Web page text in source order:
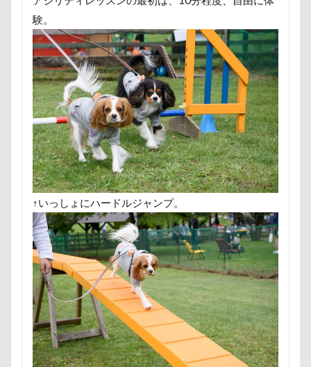
験。
↑いっしょにハードルジャンプ。
肉球ハーネス
肉球 耳掃除嫌い 耳掃除
群馬県
紅梅 美術館 羊毛フェルト
細工蒲鉾
紬くん 紫陽花 紋次郎くん
石巻市
長野北部旅行 青木町公園 震災
集合写真
階段 長野県 長野原町
長瀞屋
長持ちオヤツ
長友心平 鐘 銀行印
鈴木福
野菜ジャーキー 里山ドッグランサム
那須高原SA
飾り毛
鬼押出し園
駄々コネ 首里城 館林市
飯山市
食欲魔人 食器 食事風景
食べ渋り
願い事メーカー
願い事 里山 那須町
赤ちゃん
貸し切り温泉 豆キャッチ
譲渡会
誤飲
誕生日 試着 診察台 越谷市
親戚探し
親ばかフィルター 視線の先
見返り
西丹沢
西の河原公園 足立区